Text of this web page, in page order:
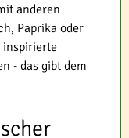
anderen
Paprika oder
inspirierte
- das gibt dem